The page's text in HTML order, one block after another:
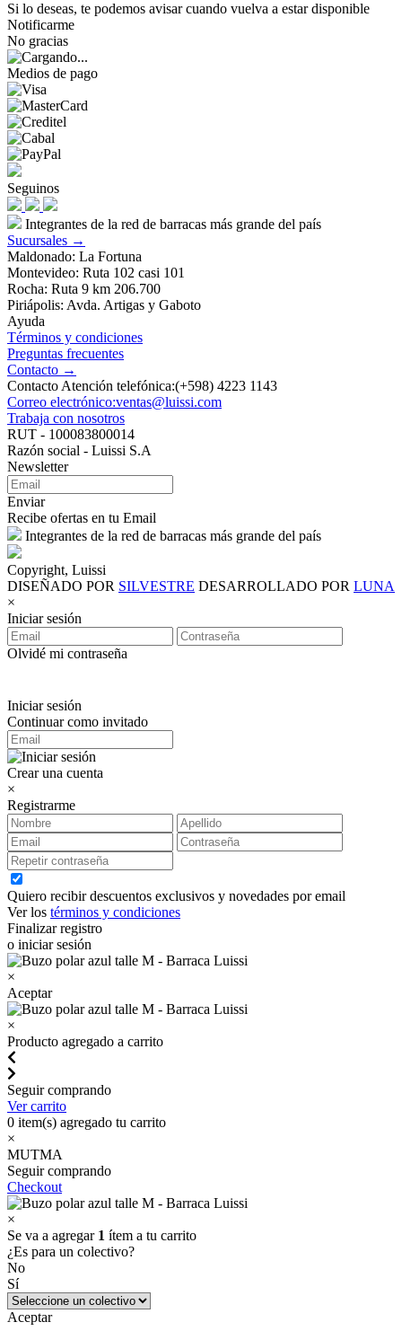
Si lo deseas, te podemos avisar cuando vuelva a estar disponible
Notificarme
No gracias
Medios de pago
Seguinos
Integrantes de la red de barracas más grande del país
Sucursales →
Maldonado: La Fortuna
Montevideo: Ruta 102 casi 101
Rocha: Ruta 9 km 206.700
Piriápolis: Avda. Artigas y Gaboto
Ayuda
Términos y condiciones
Preguntas frecuentes
Contacto →
Contacto Atención telefónica:(+598) 4223 1143
Correo electrónico:ventas@luissi.com
Trabaja con nosotros
RUT - 100083800014
Razón social - Luissi S.A
Newsletter
Enviar
Recibe ofertas en tu Email
Integrantes de la red de barracas más grande del país
Copyright, Luissi
DISEÑADO POR SILVESTRE DESARROLLADO POR LUNA
×
Iniciar sesión
Olvidé mi contraseña
Iniciar sesión
Continuar como invitado
Crear una cuenta
×
Registrarme
Quiero recibir descuentos exclusivos y novedades por email
Ver los términos y condiciones
Finalizar registro
o iniciar sesión
×
Aceptar
×
Producto agregado a carrito
Seguir comprando
Ver carrito
0 item(s) agregado tu carrito
×
MUTMA
Seguir comprando
Checkout
×
Se va a agregar 1 ítem a tu carrito
¿Es para un colectivo?
No
Sí
Aceptar